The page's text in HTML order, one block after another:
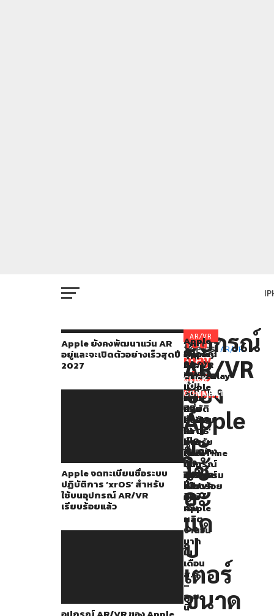
Apple ยังคงพัฒนาแว่น AR
อยู่และจะเปิดตัวอย่างเร็วสุดปี
2027
Apple จดทะเบียนชื่อระบบ
ปฏิบัติการ ‘xrOS’ สำหรับ
ใช้บนอุปกรณ์ AR/VR
เรียบร้อยแล้ว
AR/VR
อุปกรณ์
AR/VR
ของ
Apple
จะ
ใช้
อะ
แด
ป
เตอร์
ขนาด
ช่วง
นี้
มี
ข่าว
ลือ
เกี่ยว
กับ
อุปกรณ์
AR/VR
ของ
Apple
ออก
มา
มากมาย
ไม่
ว่า
You
may
also
like...
Apple
ยัง
คง
พัฒนา
แว่น
AR
อยู่
และ
จะ
เปิด
ตัวอย่าง
เร็ว
สุด
ปี
2027
Apple
จด
ทะเบียน
ชื่อ
ระบบ
ปฏิบัติ
การ
‘xrOS’
สำหรับ
ใช้บน
อุปกรณ์
AR/VR
เรียบร้อย
แล้ว
อุปกรณ์
AR/VR
ของ
Apple
ผ่าน
การ
ทดสอบ
ความ
ถูก
ต้อง
ด้าน
วิศวกรรม
แล้ว
อาจ
เริ่ม
ผลิต
จำนวน
มาก
ใน
เดือน
ส.ค.
–
ก.ย.
นี้
Memoji
และ
SharePlay
จะ
เป็น
ส่วน
สำคัญ
ใน
การ
FaceTime
บน
อุปกรณ์
AR/VR
ของ
Apple
RELATED
TOPICS: AR/VR
CLICK
TO
COMMENT